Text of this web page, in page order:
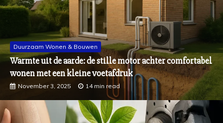
Wonen & Bouwen
uit de aarde: de stille motor achter comfortabel
met een kleine voetafdruk
3, 2025 14 min read